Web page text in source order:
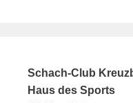
Schach-Club
Haus des Sports